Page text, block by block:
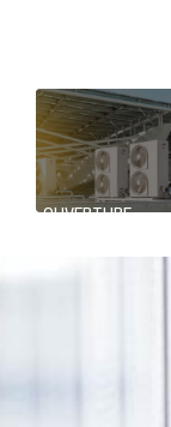
OUVERTURE
SUPPORT DE
COMMUNICATION